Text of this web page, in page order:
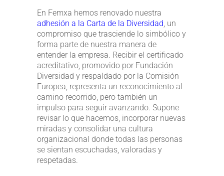
En Femxa hemos renovado nuestra
adhesión a la Carta de la Diversidad, un
compromiso que trasciende lo simbólico y
forma parte de nuestra manera de
entender la empresa. Recibir el certificado
acreditativo, promovido por Fundación
Diversidad y respaldado por la Comisión
Europea, representa un reconocimiento al
camino recorrido, pero también un
impulso para seguir avanzando. Supone
revisar lo que hacemos, incorporar nuevas
miradas y consolidar una cultura
organizacional donde todas las personas
se sientan escuchadas, valoradas y
respetadas.